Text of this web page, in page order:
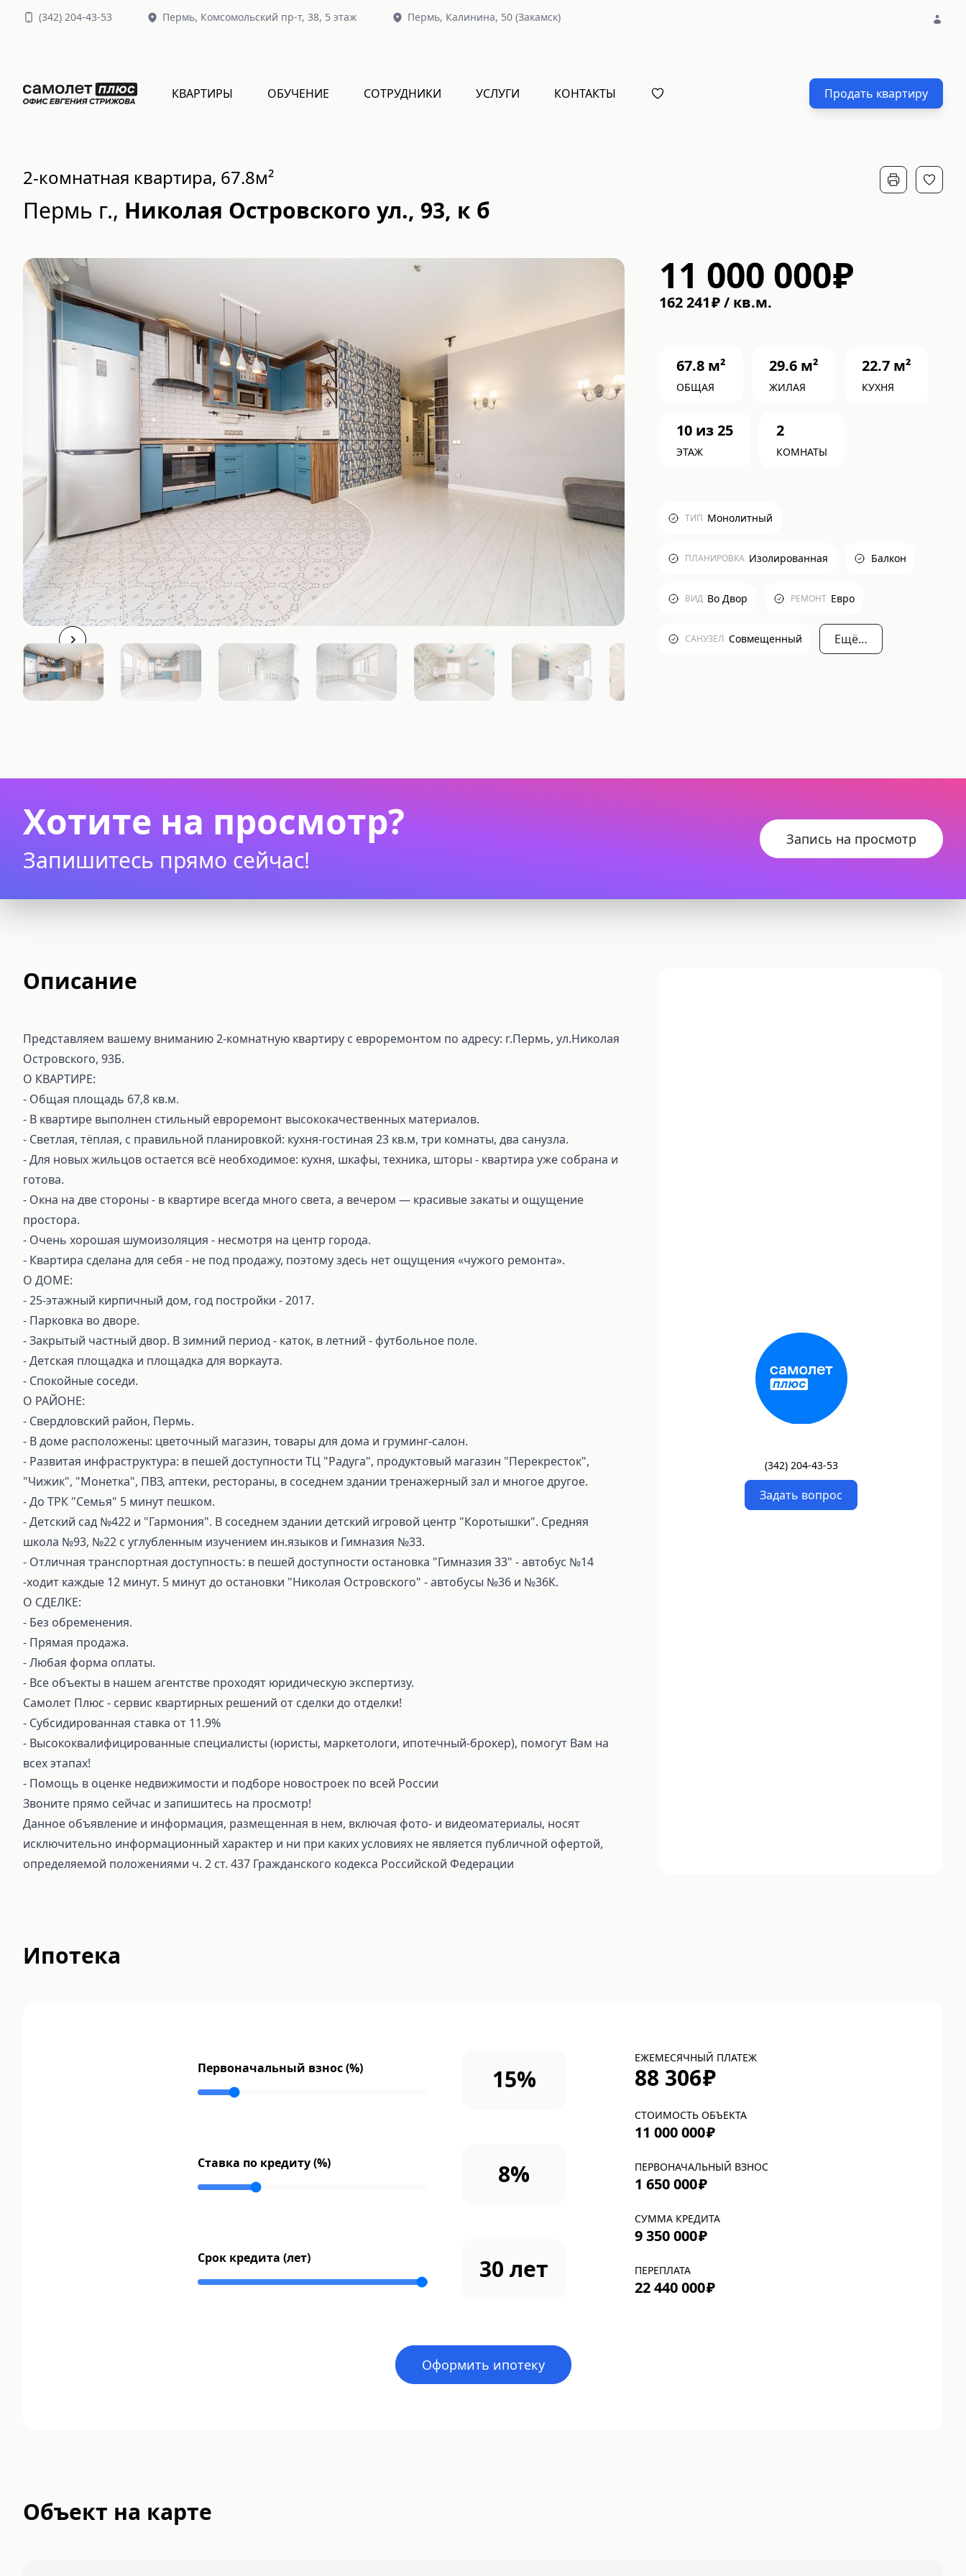
(342) 204-43-53 Пермь, Комсомольский пр-т, 38, 5 этаж Пермь, Калинина, 50 (Закамск)
КВАРТИРЫ ОБУЧЕНИЕ СОТРУДНИКИ УСЛУГИ КОНТАКТЫ Продать квартиру
2-комнатная квартира, 67.8м²
Пермь г., Николая Островского ул., 93, к б
11 000 000₽
162 241₽/ кв.м.
67.8 м²
ОБЩАЯ
29.6 м²
ЖИЛАЯ
22.7 м²
КУХНЯ
10 из25
ЭТАЖ
2
КОМНАТЫ
ТИП Монолитный
ПЛАНИРОВКА Изолированная Балкон
ВИД Во Двор РЕМОНТ Евро
САНУЗЕЛ Совмещенный Ещё…
Хотите на просмотр?
Запишитесь прямо сейчас!
Запись на просмотр
Описание
Представляем вашему вниманию 2-комнатную квартиру с евроремонтом по адресу: г.Пермь, ул.Николая
Островского, 93Б.
О КВАРТИРЕ:
- Общая площадь 67,8 кв.м.
- В квартире выполнен стильный евроремонт высококачественных материалов.
- Свeтлая, тёплая, с правильной плaнировкoй: куxня-гocтиная 23 кв.м, три кoмнaты, двa санузла.
- Для новых жильцов остается всё необходимое: кухня, шкафы, техника, шторы - квартира уже собрана и
готова.
- Окна на две стороны - в квартире всегда много света, а вечером — красивые закаты и ощущение
простора.
- Очень хорошая шумоизоляция - несмотря на центр города.
- Квартира сделана для себя - не под продажу, поэтому здесь нет ощущения «чужого ремонта».
О ДОМЕ:
- 25-этажный кирпичный дом, год постройки - 2017.
- Парковка во дворе.
- Закрытый частный двор. В зимний период - каток, в летний - футбольное поле.
- Детская площадка и площадка для воркаута.
- Спокойные соседи.
О РАЙОНЕ:
- Свердловский район, Пермь.
- В доме расположены: цветочный магазин, товары для дома и груминг-салон.
- Развитая инфраструктура: в пешей доступности ТЦ "Радуга", продуктовый магазин "Перекресток",
"Чижик", "Монетка", ПВЗ, аптеки, рестораны, в соседнем здании тренажерный зал и многое другое.
- До ТРК "Семья" 5 минут пешком.
- Детский сад №422 и "Гармония". В соседнем здании детский игровой центр "Коротышки". Средняя
школа №93, №22 с углубленным изучением ин.языков и Гимназия №33.
- Отличная транспортная доступность: в пешей доступности остановка "Гимназия 33" - автобус №14
-ходит каждые 12 минут. 5 минут до остановки "Николая Островского" - автобусы №36 и №36К.
О СДЕЛКЕ:
⁃ Без обременения.
⁃ Прямая продажа.
⁃ Любая форма оплаты.
⁃ Все объекты в нашем агентстве проходят юридическую экспертизу.
Самолет Плюс - сервис квартирных решений от сделки до отделки!
⁃ Субсидированная ставка от 11.9%
⁃ Высококвалифицированные специалисты (юристы, маркетологи, ипотечный-брокер), помогут Вам на
всех этапах!
⁃ Помощь в оценке недвижимости и подборе новостроек по всей России
Звоните прямо сейчас и запишитесь на просмотр!
Данное объявление и информация, размещенная в нем, включая фото- и видеоматериалы, носят
исключительно информационный характер и ни при каких условиях не является публичной офертой,
определяемой положениями ч. 2 ст. 437 Гражданского кодекса Российской Федерации
(342) 204-43-53
Задать вопрос
Ипотека
Первоначальный взнос (%) 15%
Ставка по кредиту (%) 8%
Срок кредита (лет) 30 лет
ЕЖЕМЕСЯЧНЫЙ ПЛАТЕЖ
88 306₽
СТОИМОСТЬ ОБЪЕКТА
11 000 000₽
ПЕРВОНАЧАЛЬНЫЙ ВЗНОС
1 650 000₽
СУММА КРЕДИТА
9 350 000₽
ПЕРЕПЛАТА
22 440 000₽
Оформить ипотеку
Объект на карте